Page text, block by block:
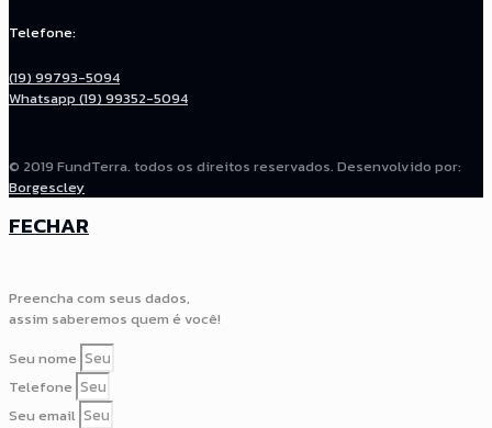
Telefone:
(19) 99793-5094
Whatsapp (19) 99352-5094
© 2019 FundTerra. todos os direitos reservados. Desenvolvido por:
Borgescley
FECHAR
Preencha com seus dados,
assim saberemos quem é você!
Seu nome
Telefone
Seu email